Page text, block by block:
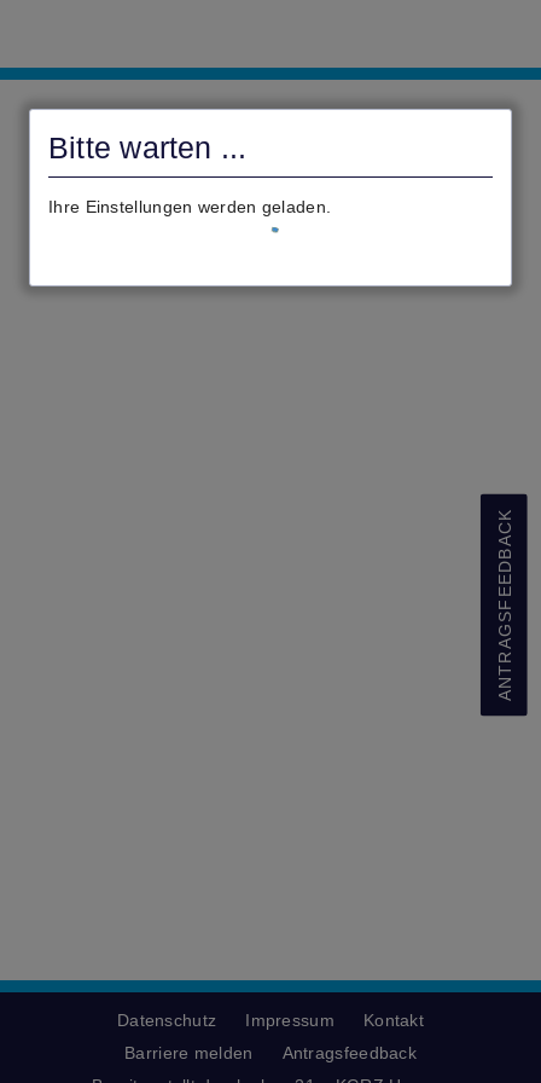
Bitte warten ...
Ihre Einstellungen werden geladen.
Endbach
ANTRAGSFEEDBACK
Datenschutz Impressum
Kontakt
Barriere melden
Antragsfeedback